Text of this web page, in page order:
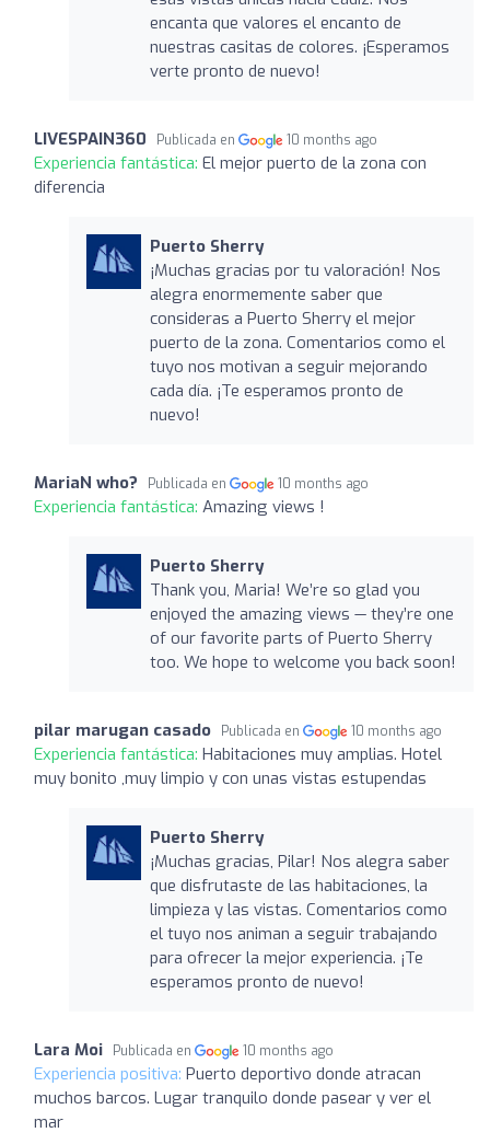
encanta que valores el encanto de
nuestras casitas de colores. ¡Esperamos
verte pronto de nuevo!
LIVESPAIN360 Publicada en 10 months ago
Experiencia fantástica: El mejor puerto de la zona con
diferencia
Puerto Sherry
¡Muchas gracias por tu valoración! Nos
alegra enormemente saber que
consideras a Puerto Sherry el mejor
puerto de la zona. Comentarios como el
tuyo nos motivan a seguir mejorando
cada día. ¡Te esperamos pronto de
nuevo!
MariaN who? Publicada en 10 months ago
Experiencia fantástica: Amazing views !
Puerto Sherry
Thank you, Maria! We’re so glad you
enjoyed the amazing views — they’re one
of our favorite parts of Puerto Sherry
too. We hope to welcome you back soon!
pilar marugan casado Publicada en 10 months ago
Experiencia fantástica: Habitaciones muy amplias. Hotel
muy bonito ,muy limpio y con unas vistas estupendas
Puerto Sherry
¡Muchas gracias, Pilar! Nos alegra saber
que disfrutaste de las habitaciones, la
limpieza y las vistas. Comentarios como
el tuyo nos animan a seguir trabajando
para ofrecer la mejor experiencia. ¡Te
esperamos pronto de nuevo!
Lara Moi Publicada en 10 months ago
Experiencia positiva: Puerto deportivo donde atracan
muchos barcos. Lugar tranquilo donde pasear y ver el
mar